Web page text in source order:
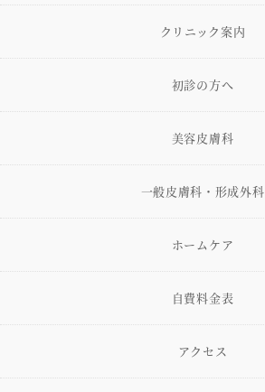
クリニック案内
初診の方へ
美容皮膚科
一般皮膚科・形成外科
ホームケア
自費料金表
アクセス